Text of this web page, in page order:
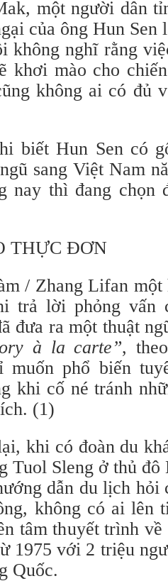
một người dân
của ông Hun Sen
không nghĩ rằng
khơi mào cho
không ai có đủ
biết Hun Sen có
sang Việt Nam
nay thì đang chọn
THỰC ĐƠN
/ Zhang Lifan
trả lời phỏng vấn
đưa ra một thuật
à la carte”,
muốn phổ biến
khi cố né tránh
(1)
khi có đoàn du
Tuol Sleng ở thủ
dẫn du lịch hỏi
không có ai lên
tâm thuyết trình
1975 với 2 triệu
Quốc.